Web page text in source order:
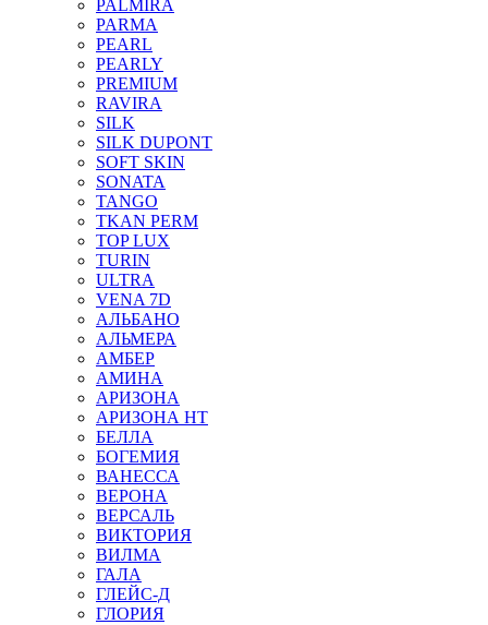
PALMIRA
PARMA
PEARL
PEARLY
PREMIUM
RAVIRA
SILK
SILK DUPONT
SOFT SKIN
SONATA
TANGO
TKAN PERM
TOP LUX
TURIN
ULTRA
VENA 7D
АЛЬБАНО
АЛЬМЕРА
АМБЕР
АМИНА
АРИЗОНА
АРИЗОНА НТ
БЕЛЛА
БОГЕМИЯ
ВАНЕССА
ВЕРОНА
ВЕРСАЛЬ
ВИКТОРИЯ
ВИЛМА
ГАЛА
ГЛЕЙС-Д
ГЛОРИЯ